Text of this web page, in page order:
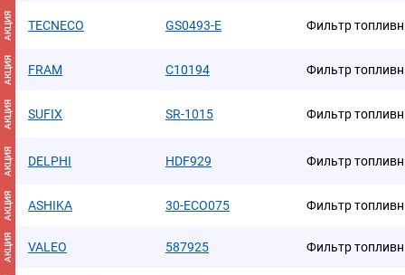
АКЦИЯ TECNECO GS0493-E Фильтр
АКЦИЯ FRAM C10194 Фильтр
АКЦИЯ SUFIX SR-1015 Фильтр
АКЦИЯ DELPHI HDF929 Фильтр
АКЦИЯ ASHIKA 30-ECO075 Фильтр
АКЦИЯ VALEO 587925 Фильтр